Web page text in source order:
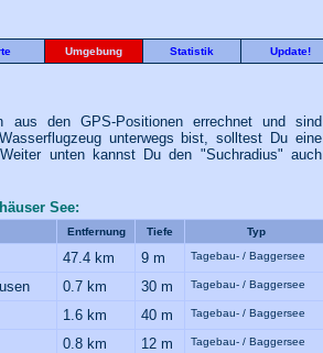
Umgebung Statistik Update!
aus den GPS-Positionen errechnet und sind
unterwegs bist, solltest Du eine
unten kannst Du den "Suchradius" auch
See:
Entfernung Tiefe Typ
47.4 km 9 m Tagebau- / Baggersee
0.7 km 30 m Tagebau- / Baggersee
1.6 km 40 m Tagebau- / Baggersee
0.8 km 12 m Tagebau- / Baggersee